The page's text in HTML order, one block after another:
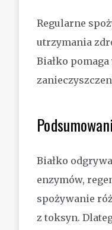
Regularne
utrzymania
Białko
Białko
enzymów,
spożywanie
z toksyn.